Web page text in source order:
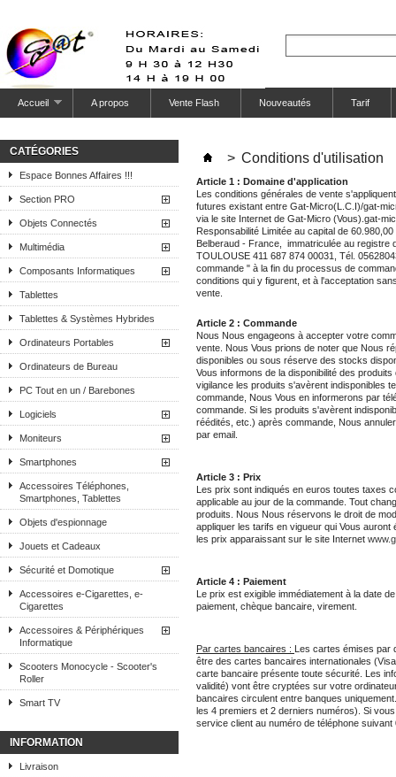
Accueil A propos Vente Flash Nouveautés Tarif
CATÉGORIES
Espace Bonnes Affaires !!!
Section PRO
Objets Connectés
Multimédia
Composants Informatiques
Tablettes
Tablettes & Systèmes Hybrides
Ordinateurs Portables
Ordinateurs de Bureau
PC Tout en un / Barebones
Logiciels
Moniteurs
Smartphones
Accessoires Téléphones,
Smartphones, Tablettes
Objets d'espionnage
Jouets et Cadeaux
Sécurité et Domotique
Accessoires e-Cigarettes, e-
Cigarettes
Accessoires & Périphériques
Informatique
Scooters Monocycle - Scooter's
Roller
Smart TV
INFORMATION
Livraison
> Conditions d'utilisation
Article 1 : Domaine d'application
Les conditions générales de vente
futures existant entre Gat-Micro(L.C.I)/gat-
via le site Internet de Gat-Micro (Vous).gat-
Responsabilité Limitée au capital de
Belberaud - France, immatriculée au registre
TOULOUSE 411 687 874 00031, Tél.
commande " à la fin du processus de
conditions qui y figurent, et à l'acceptation
vente.
Article 2 : Commande
Nous Nous engageons à accepter votre
vente. Nous Vous prions de noter que Nous
disponibles ou sous réserve des stocks
Vous informons de la disponibilité des
vigilance les produits s'avèrent indisponibles
commande, Nous Vous en informerons par
commande. Si les produits s'avèrent
réédités, etc.) après commande, Nous
par email.
Article 3 : Prix
Les prix sont indiqués en euros toutes taxes
applicable au jour de la commande. Tout
produits. Nous Nous réservons le droit de
appliquer les tarifs en vigueur qui Vous
les prix apparaissant sur le site Internet
Article 4 : Paiement
Le prix est exigible immédiatement à la date
paiement, chèque bancaire, virement.
Par cartes bancaires : Les cartes émises par
être des cartes bancaires internationales
carte bancaire présente toute sécurité. Les
validité) vont être cryptées sur votre
bancaires circulent entre banques
les 4 premiers et 2 derniers numéros). Si
service client au numéro de téléphone